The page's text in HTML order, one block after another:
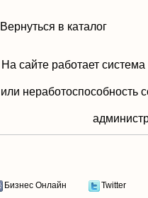
Вернуться в каталог
На сайте работает
или неработоспособность
Бизнес Онлайн Twitter